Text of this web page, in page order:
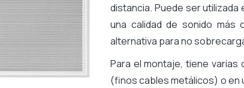
distancia. Puede ser
una calidad de sonido
alternativa para no
Para el montaje, tiene
(finos cables metálicos) o en